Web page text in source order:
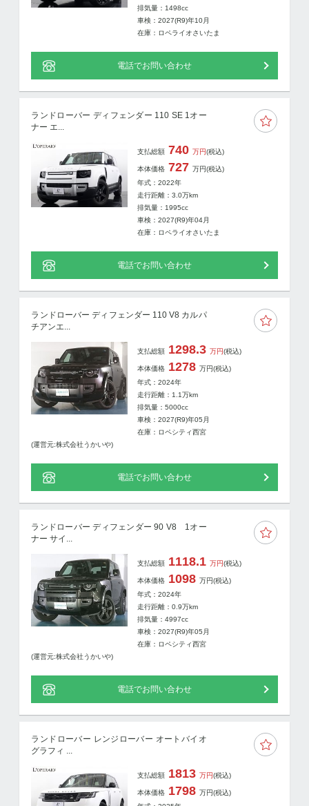
排気量：1498cc
車検：2027(R9)年10月
在庫：ロペライオさいたま
電話でお問い合わせ
ランドローバー ディフェンダー 110 SE 1オー
ナー エ...
支払総額 740 万円(税込)
本体価格 727 万円(税込)
年式：2022年
走行距離：3.0万km
排気量：1995cc
車検：2027(R9)年04月
在庫：ロペライオさいたま
電話でお問い合わせ
ランドローバー ディフェンダー 110 V8 カルパ
チアンエ...
支払総額 1298.3 万円(税込)
本体価格 1278 万円(税込)
年式：2024年
走行距離： 1.1万km
排気量：5000cc
車検：2027(R9)年05月
在庫：ロペシティ西宮
(運営元:株式会社うかいや)
電話でお問い合わせ
ランドローバー ディフェンダー 90 V8 1オー
ナー サイ...
支払総額 1118.1 万円(税込)
本体価格 1098 万円(税込)
年式：2024年
走行距離：0.9万km
排気量：4997cc
車検：2027(R9)年05月
在庫：ロペシティ西宮
(運営元:株式会社うかいや)
電話でお問い合わせ
ランドローバー レンジローバー オートバイオ
グラフィ ...
支払総額 1813 万円(税込)
本体価格 1798 万円(税込)